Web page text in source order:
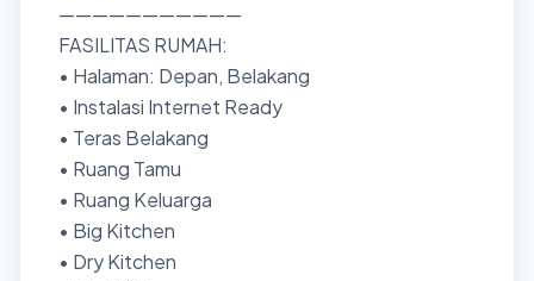
———————————
FASILITAS RUMAH:
• Halaman: Depan, Belakang
• Instalasi Internet Ready
• Teras Belakang
• Ruang Tamu
• Ruang Keluarga
• Big Kitchen
• Dry Kitchen